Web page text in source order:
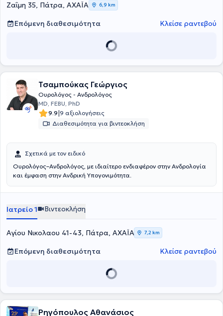
Ζαΐμη 35, Πάτρα, ΑΧΑΪΑ 6,9 km
Επόμενη διαθεσιμότητα Κλείσε ραντεβού
Τσαμπούκας Γεώργιος
Ουρολόγος - Ανδρολόγος
MD, FEBU, PhD
9.9|9 αξιολογήσεις
Διαθεσιμότητα για βιντεοκλήση
Σχετικά με τον ειδικό
Ουρολόγος–Ανδρολόγος, με ιδιαίτερο ενδιαφέρον στην Ανδρολογία
και έμφαση στην Ανδρική Υπογονιμότητα.
Ιατρείο 1 Βιντεοκλήση
Αγίου Νικολαου 41-43, Πάτρα, ΑΧΑΪΑ 7,2 km
Επόμενη διαθεσιμότητα Κλείσε ραντεβού
Ρηγόπουλος Αθανάσιος